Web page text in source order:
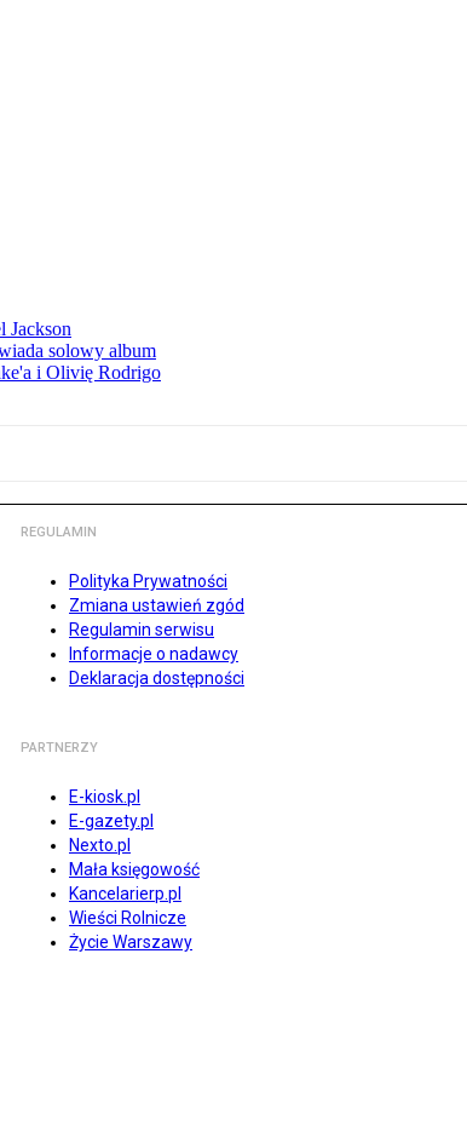
Jackson
solowy album
i Olivię Rodrigo
REGULAMIN
Polityka Prywatności
Zmiana ustawień zgód
Regulamin serwisu
Informacje o nadawcy
Deklaracja dostępności
PARTNERZY
E-kiosk.pl
E-gazety.pl
Nexto.pl
Mała księgowość
Kancelarierp.pl
Wieści Rolnicze
Życie Warszawy